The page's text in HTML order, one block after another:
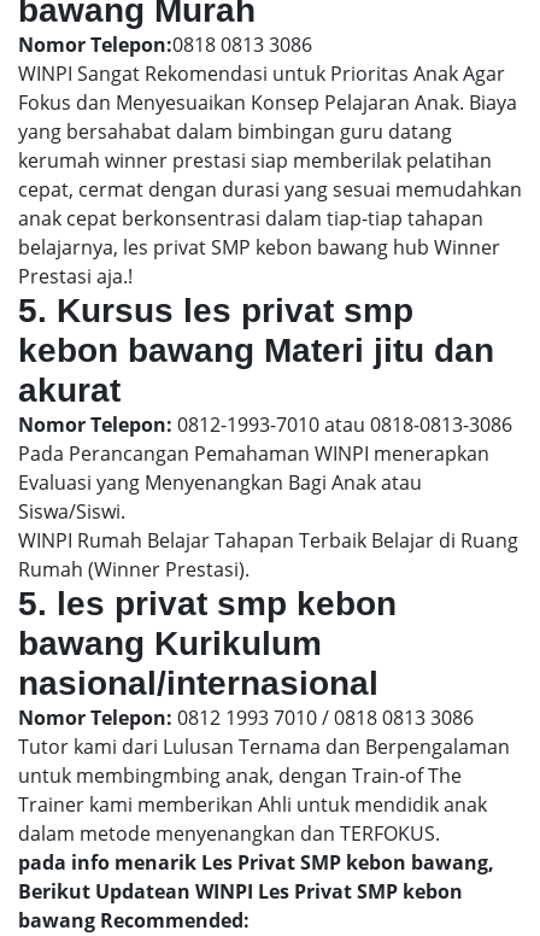
bawang Murah
Nomor Telepon:0818 0813 3086
WINPI Sangat Rekomendasi untuk Prioritas Anak Agar
Fokus dan Menyesuaikan Konsep Pelajaran Anak. Biaya
yang bersahabat dalam bimbingan guru datang
kerumah winner prestasi siap memberilak pelatihan
cepat, cermat dengan durasi yang sesuai memudahkan
anak cepat berkonsentrasi dalam tiap-tiap tahapan
belajarnya, les privat SMP kebon bawang hub Winner
Prestasi aja.!
5. Kursus les privat smp
kebon bawang Materi jitu dan
akurat
Nomor Telepon: 0812-1993-7010 atau 0818-0813-3086
Pada Perancangan Pemahaman WINPI menerapkan
Evaluasi yang Menyenangkan Bagi Anak atau
Siswa/Siswi.
WINPI Rumah Belajar Tahapan Terbaik Belajar di Ruang
Rumah (Winner Prestasi).
5. les privat smp kebon
bawang Kurikulum
nasional/internasional
Nomor Telepon: 0812 1993 7010 / 0818 0813 3086
Tutor kami dari Lulusan Ternama dan Berpengalaman
untuk membingmbing anak, dengan Train-of The
Trainer kami memberikan Ahli untuk mendidik anak
dalam metode menyenangkan dan TERFOKUS.
pada info menarik Les Privat SMP kebon bawang,
Berikut Updatean WINPI Les Privat SMP kebon
bawang Recommended: